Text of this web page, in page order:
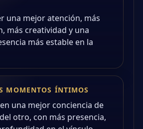
una mejor atención, más
más creatividad y una
más estable en la
MOMENTOS ÍNTIMOS
una mejor conciencia de
otro, con más presencia,